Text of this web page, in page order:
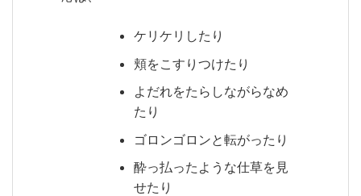
ケリケリしたり
頬をこすりつけたり
よだれをたらしながらなめ
たり
ゴロンゴロンと転がったり
酔っ払ったような仕草を見
せたり